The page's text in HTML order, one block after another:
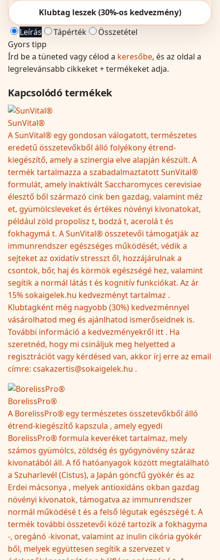
Klubtag leszek (30%-os kedvezmény)
Leírás
Tápérték
Összetétel
Gyors tipp
Írd be a tüneted vagy célod a keresőbe, és az oldal a
legrelevánsabb cikkeket + termékeket adja.
Kapcsolódó termékek
SunVital®
A SunVital® egy gondosan válogatott, természetes
eredetű összetevőkből álló folyékony étrend-
kiegészítő, amely a szinergia elve alapján készült. A
termék tartalmazza a szabadalmaztatott SunVital®
formulát, amely inaktivált Saccharomyces cerevisiae
élesztő ből származó cink ben gazdag, valamint méz
et, gyümölcsleveket és értékes növényi kivonatokat,
például zöld propolisz t, bodzá t, acerolá t és
fokhagymá t. A SunVital® összetevői támogatják az
immunrendszer egészséges működését, védik a
sejteket az oxidatív stresszt ől, hozzájárulnak a
csontok, bőr, haj és körmök egészségé hez, valamint
segítik a normál látás t és kognitív funkciókat. Az ár
15% sokaigelek.hu kedvezményt tartalmaz .
Klubtagként még nagyobb (30%) kedvezménnyel
vásárolhatod meg és ajánlhatod ismerőseidnek is.
További információ a kedvezményekről itt . Ha
szeretnéd, hogy mi csináljuk meg helyetted a
regisztrációt vagy kérdésed van, akkor írj erre az email
címre: csakazertis@sokaigelek.hu .
BorelissPro®
A BorelissPro® egy természetes összetevőkből álló
étrend-kiegészítő kapszula , amely egyedi
BorelissPro® formula keveréket tartalmaz, mely
számos gyümölcs, zöldség és gyógynövény száraz
kivonatából áll. A fő hatóanyagok között megtalálható
a Szuharlevél (Cistus), a Japán göncfű gyökér és az
Erdei mácsonya , melyek antioxidáns okban gazdag
növényi kivonatok, támogatva az immunrendszer
normál működésé t és a felső légutak egészségé t. A
termék további összetevői közé tartozik a fokhagyma
-, oregánó -kivonat, valamint az inulin cikória gyökér
ből, melyek együttesen segítik a szervezet v